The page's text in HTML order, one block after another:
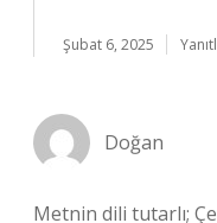
Şubat 6, 2025
Doğan
Metnin dili tutarlı;